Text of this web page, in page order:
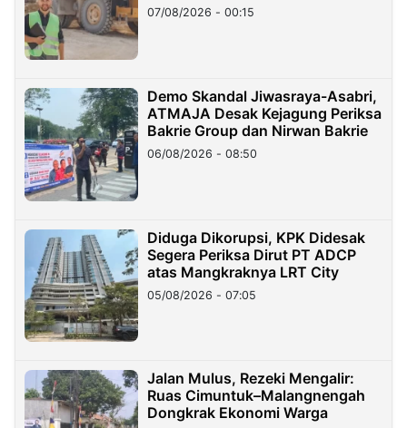
07/08/2026 - 00:15
Demo Skandal Jiwasraya-Asabri,
ATMAJA Desak Kejagung Periksa
Bakrie Group dan Nirwan Bakrie
06/08/2026 - 08:50
Diduga Dikorupsi, KPK Didesak
Segera Periksa Dirut PT ADCP
atas Mangkraknya LRT City
05/08/2026 - 07:05
Jalan Mulus, Rezeki Mengalir:
Ruas Cimuntuk–Malangnengah
Dongkrak Ekonomi Warga